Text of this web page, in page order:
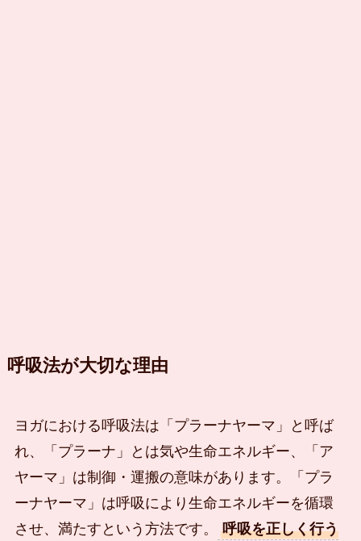
呼吸法が大切な理由
ヨガにおける呼吸法は「プラーナヤーマ」と呼ば
れ、「プラーナ」とは気や生命エネルギー、「ア
ヤーマ」は制御・運搬の意味があります。「プラ
ーナヤーマ」は呼吸により生命エネルギーを循環
させ、満たすという方法です。
呼吸を正しく行う